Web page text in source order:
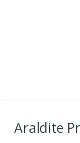
Araldite